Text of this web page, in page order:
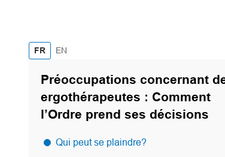
FR English
EN
Préoccupations concernant
ergothérapeutes : Comment
l’Ordre prend ses décisions
Qui peut se plaindre?